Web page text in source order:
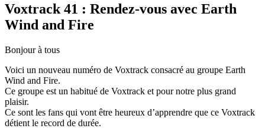
Voxtrack 41 : Rendez-vous avec Earth
Wind and Fire
Bonjour à tous
Voici un nouveau numéro de Voxtrack consacré au groupe Earth
Wind and Fire.
Ce groupe est un habitué de Voxtrack et pour notre plus grand
plaisir.
Ce sont les fans qui vont être heureux d’apprendre que ce Voxtrack
détient le record de durée.